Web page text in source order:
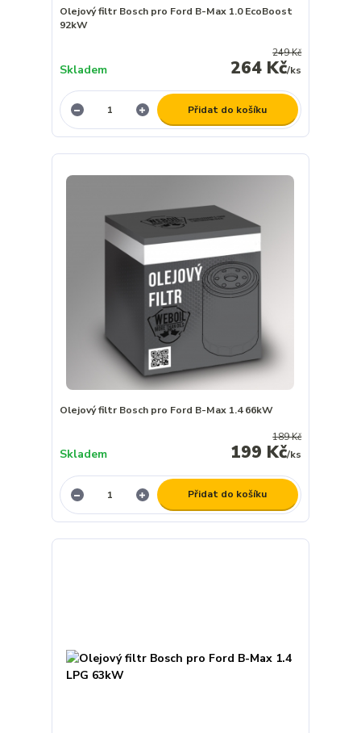
Olejový filtr Bosch pro Ford B-Max 1.0 EcoBoost
92kW
249 Kč
264 Kč/ks
Skladem
Přidat do košíku
Olejový filtr Bosch pro Ford B-Max 1.4 66kW
189 Kč
199 Kč/ks
Skladem
Přidat do košíku